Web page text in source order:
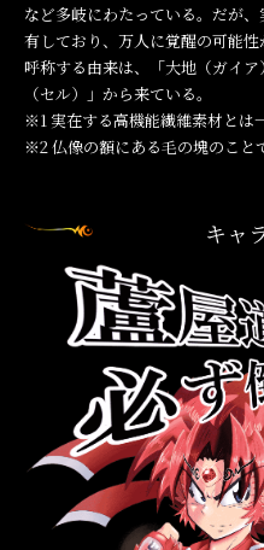
など多岐にわたっている。だが
有しており、万人に覚醒の可能
呼称する由来は、「大地（ガイ
（セル）」から来ている。
※1 実在する高機能繊維素材とは
※2 仏像の額にある毛の塊のこと
キャ